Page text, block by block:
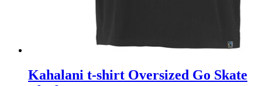
Kahalani t-shirt Oversized Go Skate